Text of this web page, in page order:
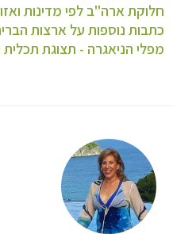
חלוקת ארה"ב לפי מדינות
כתבות נוספות על ארצות
מפלי הניאגרה - תצוגת